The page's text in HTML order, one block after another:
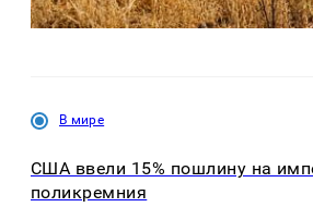
В мире
США ввели 15% пошлину на
поликремния